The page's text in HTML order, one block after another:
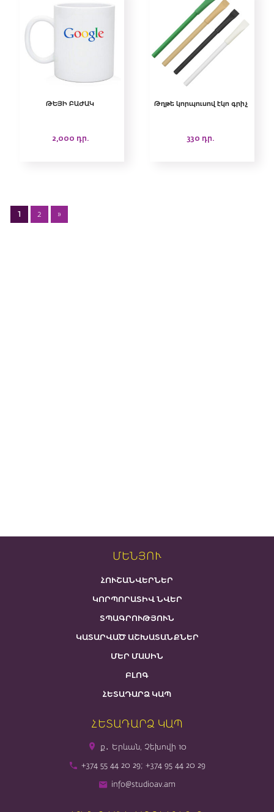
ԹԵՅԻ ԲԱԺԱԿ
2,000 դր.
Թղթե կորպուսով էկո գրիչ
330 դր.
1 2 »
ՄԵՆՅՈՒ
ՀՈՒՇԱՆՎԵՐՆԵՐ
ԿՈՐՊՈՐԱՏԻՎ ՆՎԵՐ
ՏՊԱԳՐՈՒԹՅՈՒՆ
ԿԱՏԱՐՎԱԾ ԱՇԽԱՏԱՆՔՆԵՐ
ՄԵՐ ՄԱՍԻՆ
ԲԼՈԳ
ՀԵՏԱԴԱՐՁ ԿԱՊ
ՀԵՏԱԴԱՐՁ ԿԱՊ
ք․ Երևան, Չեխովի 10
+374 55 44 20 29; +374 95 44 20 29
info@studioav.am